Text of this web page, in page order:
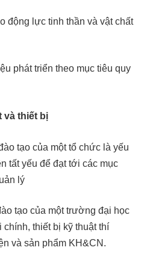
động lực tinh thần và vật chất
phát triển theo mục tiêu quy
và thiết bị
tạo của một tổ chức là yếu
tất yếu để đạt tới các mục
lý
tạo của một trường đại học
thiết bị kỹ thuật thí
và sản phẩm KH&CN.